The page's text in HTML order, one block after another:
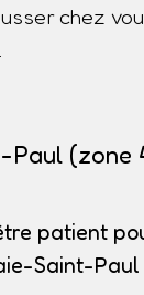
chez
Paul (zone
patient
Saint-